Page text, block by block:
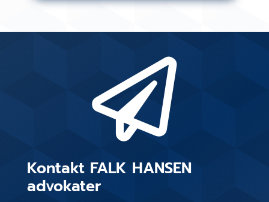

Kontakt FALK HANSEN
advokater